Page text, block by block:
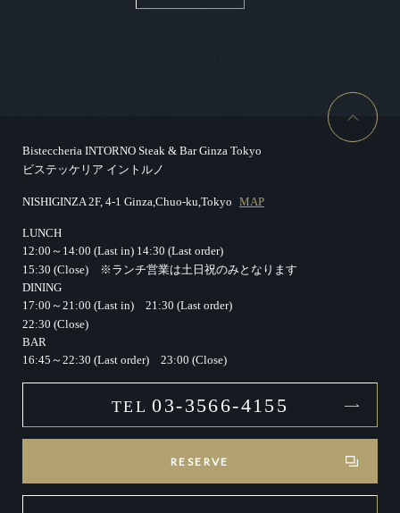
Bisteccheria INTORNO Steak & Bar Ginza Tokyo
ビステッケリア イントルノ
NISHIGINZA 2F, 4-1 Ginza,Chuo-ku,Tokyo MAP
LUNCH
12:00～14:00 (Last in) 14:30 (Last order)
15:30 (Close)
※ランチ営業は土日祝のみとなります
DINING
17:00～21:00 (Last in)
21:30 (Last order)
22:30 (Close)
BAR
16:45～22:30 (Last order)
23:00 (Close)
TEL 03-3566-4155
RESERVE